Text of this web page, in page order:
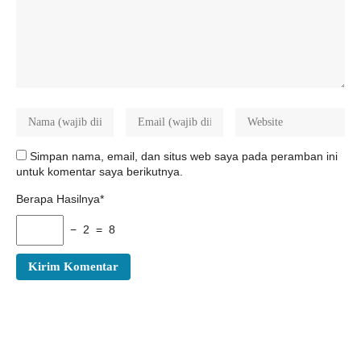
Simpan nama, email, dan situs web saya pada peramban ini
untuk komentar saya berikutnya.
Berapa Hasilnya*
− 2 = 8